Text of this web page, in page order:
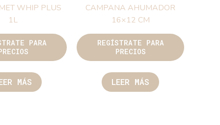
WHIP PLUS
1L
PARA
MÁS
CAMPANA AHUMADOR
16×12 CM
REGÍSTRATE PARA
PRECIOS
LEER MÁS